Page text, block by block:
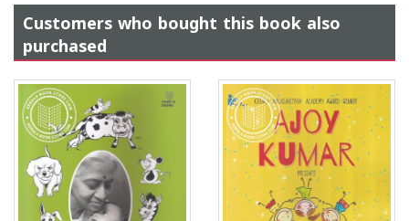
Customers who bought this book also
purchased